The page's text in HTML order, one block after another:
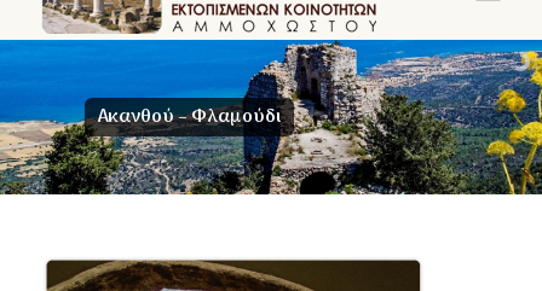
Ακανθού – Φλαμούδι